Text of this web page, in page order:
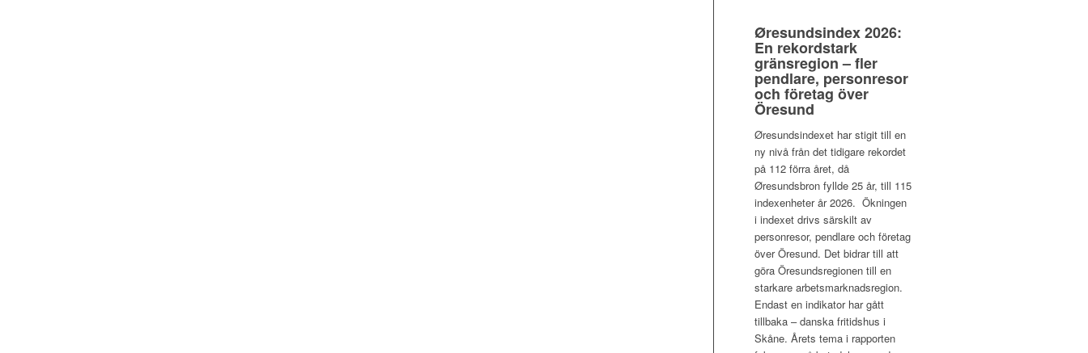
Øresundsindex 2026:
En rekordstark
gränsregion – fler
pendlare, personresor
och företag över
Öresund
Øresundsindexet har stigit till en
ny nivå från det tidigare rekordet
på 112 förra året, då
Øresundsbron fyllde 25 år, till 115
indexenheter år 2026. Ökningen
i indexet drivs särskilt av
personresor, pendlare och företag
över Öresund. Det bidrar till att
göra Öresundsregionen till en
starkare arbetsmarknadsregion.
Endast en indikator har gått
tillbaka – danska fritidshus i
Skåne. Årets tema i rapporten